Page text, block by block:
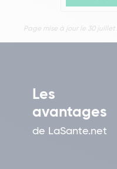
Page mise à jour le 30 juillet
Les
avantages
de LaSante.net